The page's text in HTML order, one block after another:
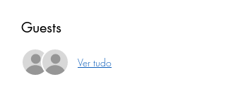
Guests
Ver tudo